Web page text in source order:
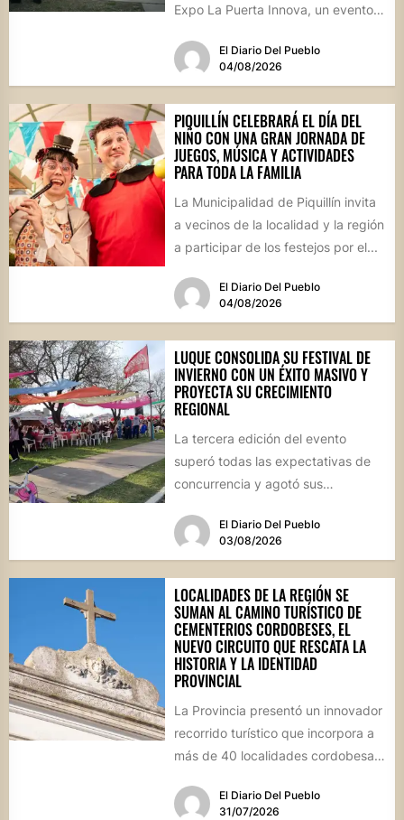
Expo La Puerta Innova, un evento
El Diario Del Pueblo
04/08/2026
PIQUILLÍN CELEBRARÁ EL DÍA DEL
NIÑO CON UNA GRAN JORNADA DE
JUEGOS, MÚSICA Y ACTIVIDADES
PARA TODA LA FAMILIA
La Municipalidad de Piquillín invita
a vecinos de la localidad y la región
a participar de los festejos por el...
El Diario Del Pueblo
04/08/2026
LUQUE CONSOLIDA SU FESTIVAL DE
INVIERNO CON UN ÉXITO MASIVO Y
PROYECTA SU CRECIMIENTO
REGIONAL
La tercera edición del evento
superó todas las expectativas de
concurrencia y agotó sus
marco, el...El Diario Del Pueblo
03/08/2026
LOCALIDADES DE LA REGIÓN SE
SUMAN AL CAMINO TURÍSTICO DE
CEMENTERIOS CORDOBESES, EL
NUEVO CIRCUITO QUE RESCATA LA
HISTORIA Y LA IDENTIDAD
PROVINCIAL
La Provincia presentó un innovador
recorrido turístico que incorpora a
más de 40 localidades cordobesas
patrimonial....El Diario Del Pueblo
31/07/2026